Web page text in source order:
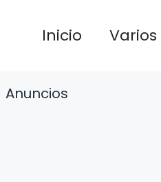
Inicio Varios
Anuncios